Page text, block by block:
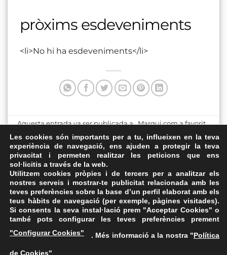
pròxims esdeveniments
<li>No hi ha esdeveniments</li>
Aquesta entrada va ser publicada a . Marqui com a favorit
Enllaç permanent
Centre Cultural
Las Palmas de Gran
Canaria
FAQs
Les cookies són importants per a tu, influeixen en la teva
experiència de navegació, ens ajuden a protegir la teva
privacitat i permeten realitzar les peticions que ens
sol·licitis a través de la web.
Utilitzem cookies pròpies i de tercers per a analitzar els
nostres serveis i mostrar-te publicitat relacionada amb les
teves preferències sobre la base d’un perfil elaborat amb els
teus hàbits de navegació (per exemple, pàgines visitades).
Si consents la seva instal·lació prem "Acceptar Cookies" o
també pots configurar les teves preferències prement
"Configurar Cookies"
. Més informació a la nostra "Política
de Cookies"